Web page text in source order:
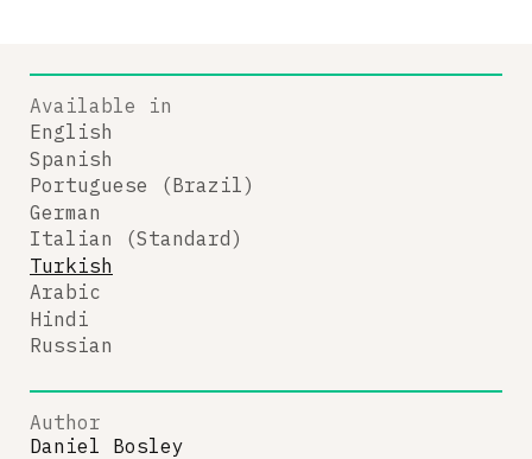
Available in
English
Spanish
Portuguese (Brazil)
German
Italian (Standard)
Turkish
Arabic
Hindi
Russian
Author
Daniel Bosley